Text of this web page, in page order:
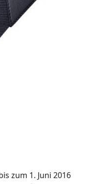
zum 1. Juni 2016